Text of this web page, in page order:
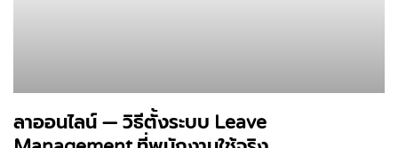
ลาออนไลน์ — วิธีตั้งระบบ Leave